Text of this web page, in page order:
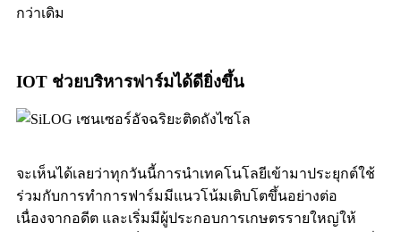
กว่าเดิม
IOT ช่วยบริหารฟาร์มได้ดียิ่งขึ้น
จะเห็นได้เลยว่าทุกวันนี้การนำเทคโนโลยีเข้ามาประยุกต์ใช้
ร่วมกับการทำการฟาร์มมีแนวโน้มเติบโตขึ้นอย่างต่อ
เนื่องจากอดีต และเริ่มมีผู้ประกอบการเกษตรรายใหญ่ให้